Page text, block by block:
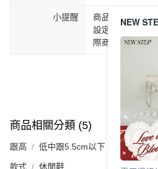
小提醒
商品圖片顏色會
設定不同，而造
際商品為主。
商品相關分類 (5)
跟高 低中跟5.5cm以下
款式 休閒鞋
NEW